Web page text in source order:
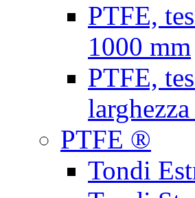
PTFE,
1000 mm
PTFE,
PTFE ®
Tondi